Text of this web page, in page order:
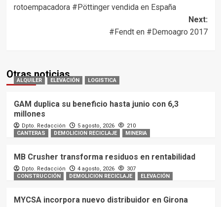
navigation
rotoempacadora #Pöttinger vendida en España
Next:
#Fendt en #Demoagro 2017
Otras noticias
ALQUILER ELEVACIÓN LOGISTICA
GAM duplica su beneficio hasta junio con 6,3
millones
Dpto. Redacción 5 agosto, 2026
210
CANTERAS
DEMOLICION RECICLAJE MINERIA
MB Crusher transforma residuos en rentabilidad
Dpto. Redacción 4 agosto, 2026
307
CONSTRUCCIÓN
DEMOLICION RECICLAJE ELEVACIÓN
MYCSA incorpora nuevo distribuidor en Girona